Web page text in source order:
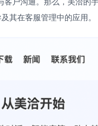
其在客服管理中的应用。